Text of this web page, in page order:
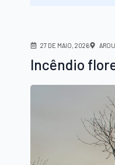
27 DE MAIO, 2026
Incêndio